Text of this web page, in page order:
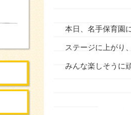
本日、名手保育園
ステージに上がり
みんな楽しそうに